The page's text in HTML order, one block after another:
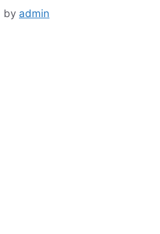
by admin